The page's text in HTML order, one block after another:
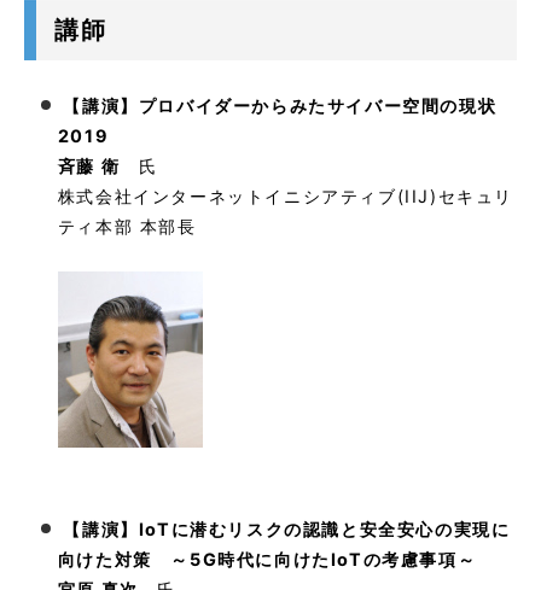
講師
【講演】プロバイダーからみたサイバー空間の現状
2019
斉藤 衛 氏
株式会社インターネットイニシアティブ(IIJ)セキュリ
ティ本部 本部長
【講演】IoTに潜むリスクの認識と安全安心の実現に
向けた対策 ～5G時代に向けたIoTの考慮事項～